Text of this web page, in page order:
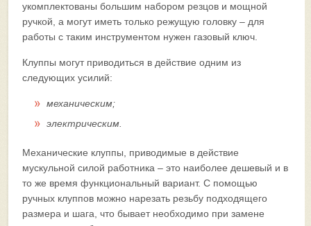
укомплектованы большим набором резцов и мощной
ручкой, а могут иметь только режущую головку – для
работы с таким инструментом нужен газовый ключ.
Клуппы могут приводиться в действие одним из
следующих усилий:
механическим;
электрическим.
Механические клуппы, приводимые в действие
мускульной силой работника – это наиболее дешевый и в
то же время функциональный вариант. С помощью
ручных клуппов можно нарезать резьбу подходящего
размера и шага, что бывает необходимо при замене